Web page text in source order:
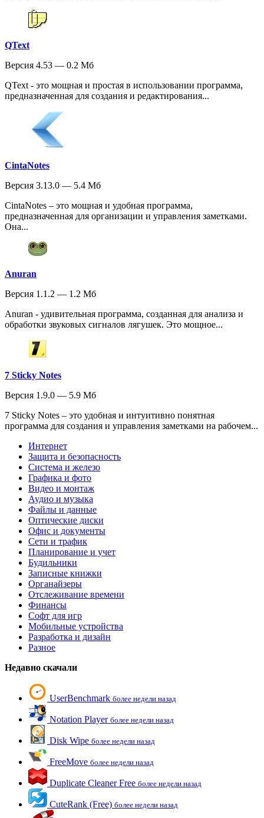
QText
Версия 4.53 — 0.2 Мб
QText - это мощная и простая в использовании программа,
предназначенная для создания и редактирования...
CintaNotes
Версия 3.13.0 — 5.4 Мб
CintaNotes – это мощная и удобная программа,
предназначенная для организации и управления заметками.
Она...
Anuran
Версия 1.1.2 — 1.2 Мб
Anuran - удивительная программа, созданная для анализа и
обработки звуковых сигналов лягушек. Это мощное...
7 Sticky Notes
Версия 1.9.0 — 5.9 Мб
7 Sticky Notes – это удобная и интуитивно понятная
программа для создания и управления заметками на рабочем...
Интернет
Защита и безопасность
Система и железо
Графика и фото
Видео и монтаж
Аудио и музыка
Файлы и данные
Оптические диски
Офис и документы
Сети и трафик
Планирование и учет
Будильники
Записные книжки
Органайзеры
Отслеживание времени
Финансы
Софт для игр
Мобильные устройства
Разработка и дизайн
Разное
Недавно скачали
UserBenchmark более недели назад
Notation Player более недели назад
Disk Wipe более недели назад
FreeMove более недели назад
Duplicate Cleaner Free более недели назад
CuteRank (Free) более недели назад